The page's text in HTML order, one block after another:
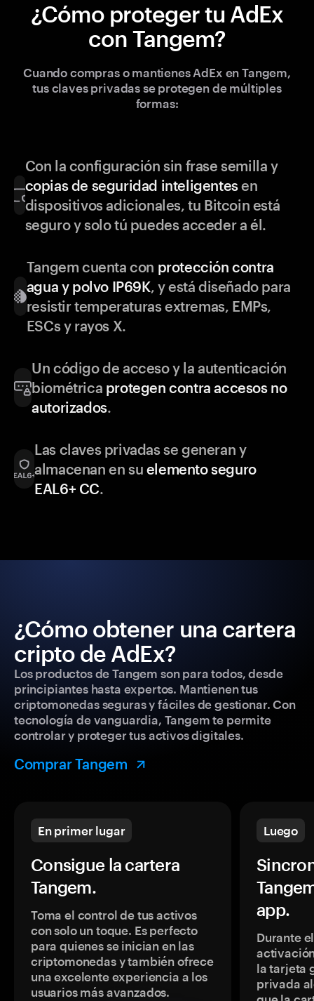
¿Cómo proteger tu AdEx
con Tangem?
Cuando compras o mantienes AdEx en Tangem,
tus claves privadas se protegen de múltiples
formas:
Con la configuración sin frase semilla y
copias de seguridad inteligentesen
dispositivos adicionales, tu Bitcoin está
seguro y solo tú puedes acceder a él.
Tangem cuenta con protección contra
agua y polvo IP69K, y está diseñado para
resistir temperaturas extremas, EMPs,
ESCs y rayos X.
Un código de acceso y la autenticación
biométrica protegen contra accesos no
autorizados.
Las claves privadas se generan y
almacenan en su elemento seguro
EAL6+ CC.
¿Cómo obtener una cartera
cripto de AdEx?
Los productos de Tangem son para todos, desde
principiantes hasta expertos. Mantienen tus
criptomonedas seguras y fáciles de gestionar. Con
tecnología de vanguardia, Tangem te permite
controlar y proteger tus activos digitales.
Comprar Tangem
En primer lugar
Consigue la cartera
Tangem.
Toma el control de tus activos
con solo un toque. Es perfecto
para quienes se inician en las
criptomonedas y también ofrece
una excelente experiencia a los
usuarios más avanzados.
Luego
app.
Durante
la tarjeta
privada